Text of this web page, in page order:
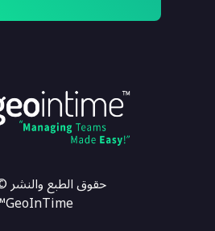
GeoInTime™